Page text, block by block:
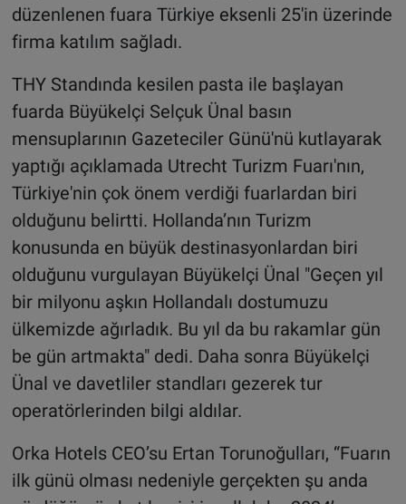
düzenlenen fuara Türkiye eksenli 25'in üzerinde
firma katılım sağladı.
THY Standında kesilen pasta ile başlayan
fuarda Büyükelçi Selçuk Ünal basın
mensuplarının Gazeteciler Günü'nü kutlayarak
yaptığı açıklamada Utrecht Turizm Fuarı'nın,
Türkiye'nin çok önem verdiği fuarlardan biri
olduğunu belirtti. Hollanda’nın Turizm
konusunda en büyük destinasyonlardan biri
olduğunu vurgulayan Büyükelçi Ünal "Geçen yıl
bir milyonu aşkın Hollandalı dostumuzu
ülkemizde ağırladık. Bu yıl da bu rakamlar gün
be gün artmakta" dedi. Daha sonra Büyükelçi
Ünal ve davetliler standları gezerek tur
operatörlerinden bilgi aldılar.
Orka Hotels CEO’su Ertan Torunoğulları, “Fuarın
ilk günü olması nedeniyle gerçekten şu anda